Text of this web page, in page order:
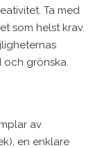
Ta med
som helst krav.
och grönska.
av
en enklare